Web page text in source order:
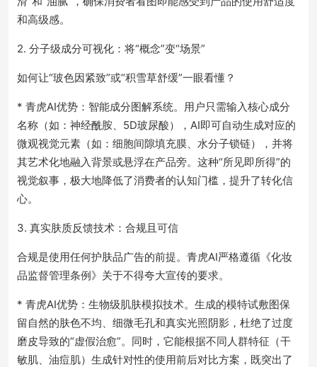
和高级感。
2. 分子级成分可视化：将“概念”变“场景”
如何让“玻色因紧致”或“积雪草舒缓”一眼看懂？
* 青虎AI优势：智能成分图解系统。用户只需输入核心成分
名称（如：神经酰胺、5D玻尿酸），AI即可自动生成对应的
微观视觉元素（如：细胞间隙填充膜、水分子锁链），并将
其艺术化地融入背景或悬浮在产品旁。这种“所见即所得”的
视觉叙事，极大地降低了消费者的认知门槛，提升了转化信
心。
3. 真实肤质反馈技术：合规且可信
合规是使用任何护肤品广告的前提。青虎AI严格遵循《化妆
品监督管理条例》关于不得夸大宣传的要求。
* 青虎AI优势：生物级肌肤模拟技术。生成的模特试敷图保
留自然的肤色不均、细微毛孔和真实光照阴影，杜绝了过度
磨皮导致的“虚假治愈”。同时，它能根据不同人群特征（干
敏肌、油痘肌）生成针对性的使用前后对比方案，既突出了